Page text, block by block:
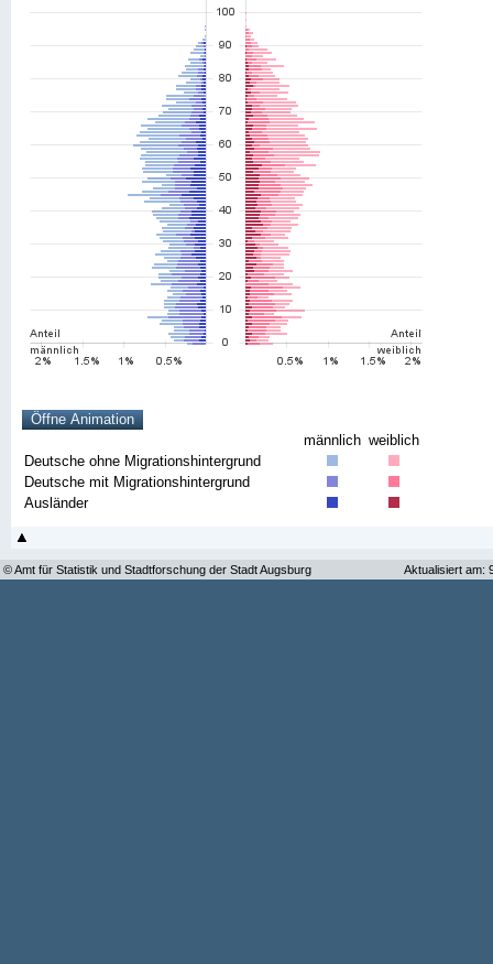
männlich weiblich
Deutsche ohne Migrationshintergrund
Deutsche mit Migrationshintergrund
Ausländer
© Amt für Statistik und Stadtforschung der Stadt Augsburg Aktualisiert am: